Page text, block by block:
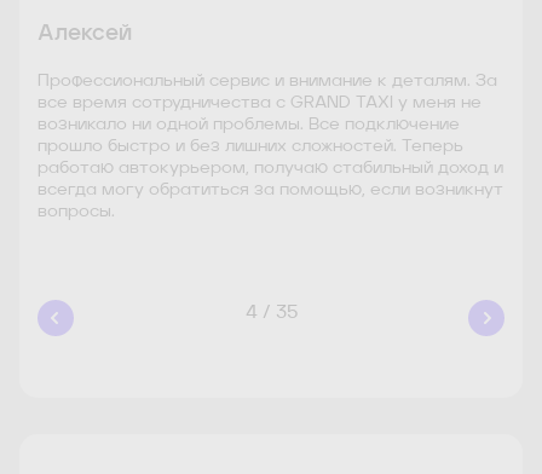
Алексей
Профессиональный сервис и внимание к деталям. За
все время сотрудничества с GRAND TAXI у меня не
возникало ни одной проблемы. Все подключение
прошло быстро и без лишних сложностей. Теперь
работаю автокурьером, получаю стабильный доход и
всегда могу обратиться за помощью, если возникнут
вопросы.
4 / 35